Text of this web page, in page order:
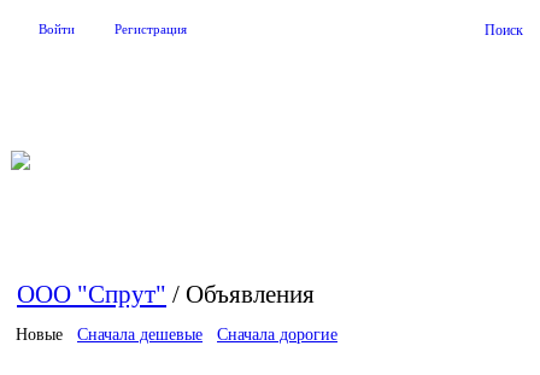
Войти Регистрация Поиск
ООО "Спрут" / Объявления
Новые Сначала дешевые Сначала дорогие